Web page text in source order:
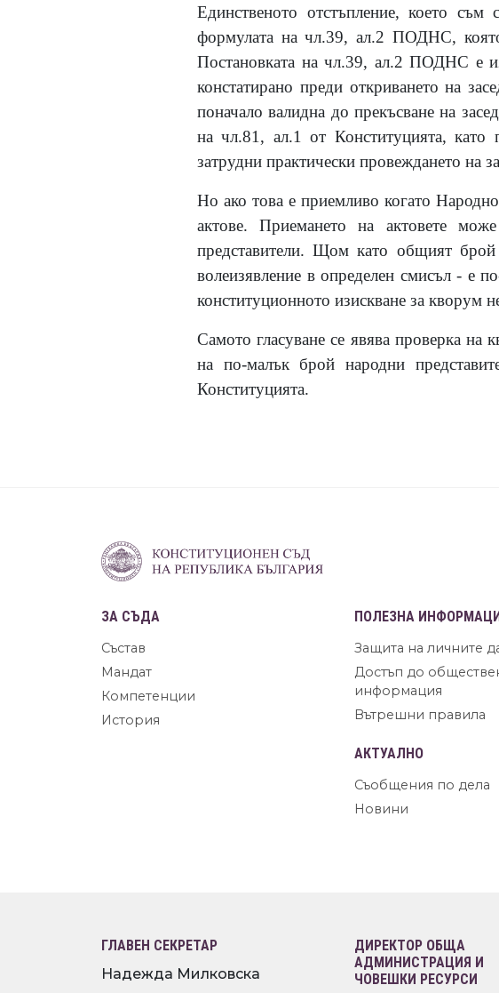
Единственото отстъпление, което
формулата на чл.39, ал.2 ПОДНС,
Постановката на чл.39, ал.2 ПОДНС е
констатирано преди откриването на
поначало валидна до прекъсване на
на чл.81, ал.1 от Конституцията,
затрудни практически провеждането на
Но ако това е приемливо когато
актове. Приемането на актовете
представители. Щом като общият брой
волеизявление в определен смисъл - е
конституционното изискване за кворум
Самото гласуване се явява проверка
на по-малък брой народни
Конституцията.
ЗА СЪДА
Състав
Мандат
Компетенции
История
ПОЛЕЗНА
Защита на личните
Достъп до
информация
Вътрешни правила
АКТУАЛНО
Съобщения по дела
Новини
ГЛАВЕН СЕКРЕТАР
Надежда Милковска
ДИРЕКТОР ОБЩА
АДМИНИСТРАЦИЯ И
ЧОВЕШКИ РЕСУРСИ